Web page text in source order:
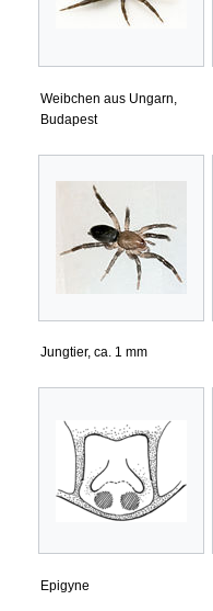
Weibchen aus Ungarn,
Budapest
Jungtier, ca. 1 mm
Epigyne